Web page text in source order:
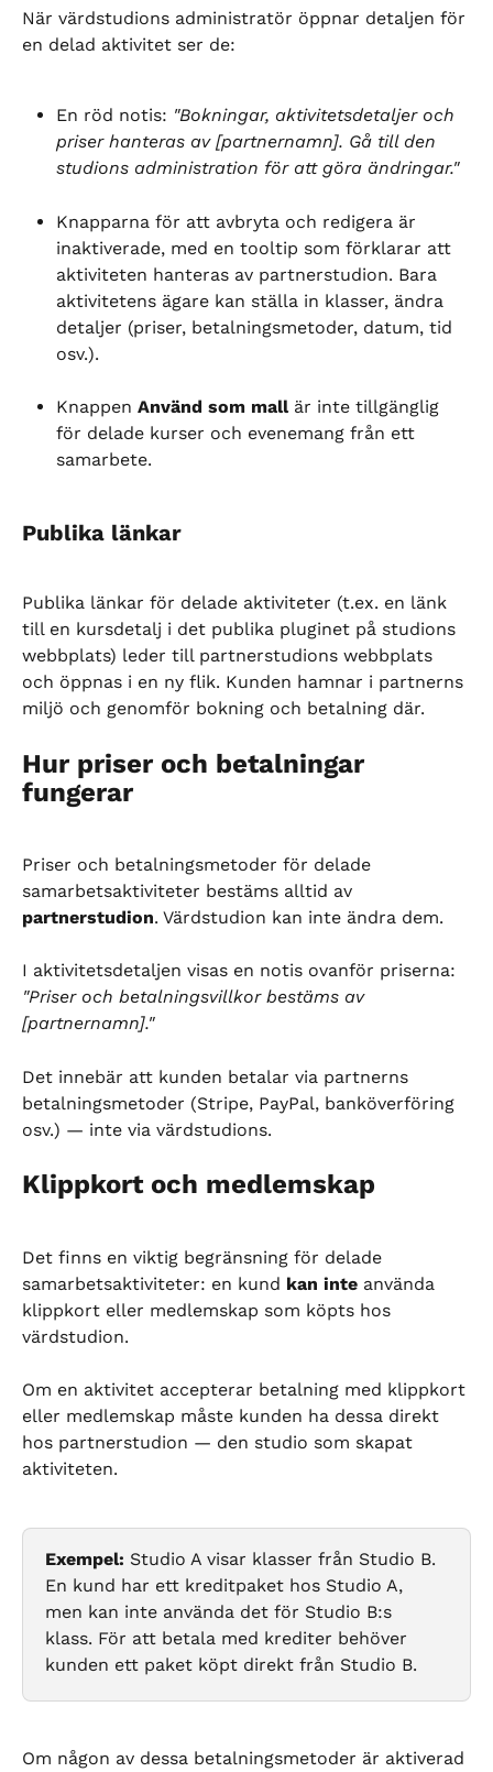
När värdstudions administratör öppnar detaljen för
en delad aktivitet ser de:
En röd notis: "Bokningar, aktivitetsdetaljer och
priser hanteras av [partnernamn]. Gå till den
studions administration för att göra ändringar."
Knapparna för att avbryta och redigera är
inaktiverade, med en tooltip som förklarar att
aktiviteten hanteras av partnerstudion. Bara
aktivitetens ägare kan ställa in klasser, ändra
detaljer (priser, betalningsmetoder, datum, tid
osv.).
Knappen Använd som mall är inte tillgänglig
för delade kurser och evenemang från ett
samarbete.
Publika länkar
Publika länkar för delade aktiviteter (t.ex. en länk
till en kursdetalj i det publika pluginet på studions
webbplats) leder till partnerstudions webbplats
och öppnas i en ny flik. Kunden hamnar i partnerns
miljö och genomför bokning och betalning där.
Hur priser och betalningar
fungerar
Priser och betalningsmetoder för delade
samarbetsaktiviteter bestäms alltid av
partnerstudion. Värdstudion kan inte ändra dem.
I aktivitetsdetaljen visas en notis ovanför priserna:
"Priser och betalningsvillkor bestäms av
[partnernamn]."
Det innebär att kunden betalar via partnerns
betalningsmetoder (Stripe, PayPal, banköverföring
osv.) — inte via värdstudions.
Klippkort och medlemskap
Det finns en viktig begränsning för delade
samarbetsaktiviteter: en kund kan inte använda
klippkort eller medlemskap som köpts hos
värdstudion.
Om en aktivitet accepterar betalning med klippkort
eller medlemskap måste kunden ha dessa direkt
hos partnerstudion — den studio som skapat
aktiviteten.
Exempel: Studio A visar klasser från Studio B.
En kund har ett kreditpaket hos Studio A,
men kan inte använda det för Studio B:s
klass. För att betala med krediter behöver
kunden ett paket köpt direkt från Studio B.
Om någon av dessa betalningsmetoder är aktiverad